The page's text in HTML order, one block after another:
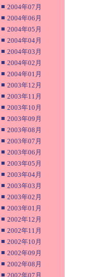
■ 2004年07月
■ 2004年06月
■ 2004年05月
■ 2004年04月
■ 2004年03月
■ 2004年02月
■ 2004年01月
■ 2003年12月
■ 2003年11月
■ 2003年10月
■ 2003年09月
■ 2003年08月
■ 2003年07月
■ 2003年06月
■ 2003年05月
■ 2003年04月
■ 2003年03月
■ 2003年02月
■ 2003年01月
■ 2002年12月
■ 2002年11月
■ 2002年10月
■ 2002年09月
■ 2002年08月
■ 2002年07月